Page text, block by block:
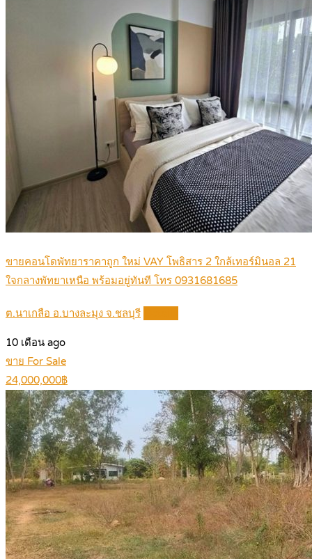
ขายคอนโดพัทยาราคาถูก ใหม่ VAY โพธิสาร 2 ใกล้เทอร์มินอล 21
ใจกลางพัทยาเหนือ พร้อมอยู่ทันที โทร 0931681685
ต.นาเกลือ อ.บางละมุง จ.ชลบุรี
10 เดือน ago
ขาย For Sale
24,000,000฿